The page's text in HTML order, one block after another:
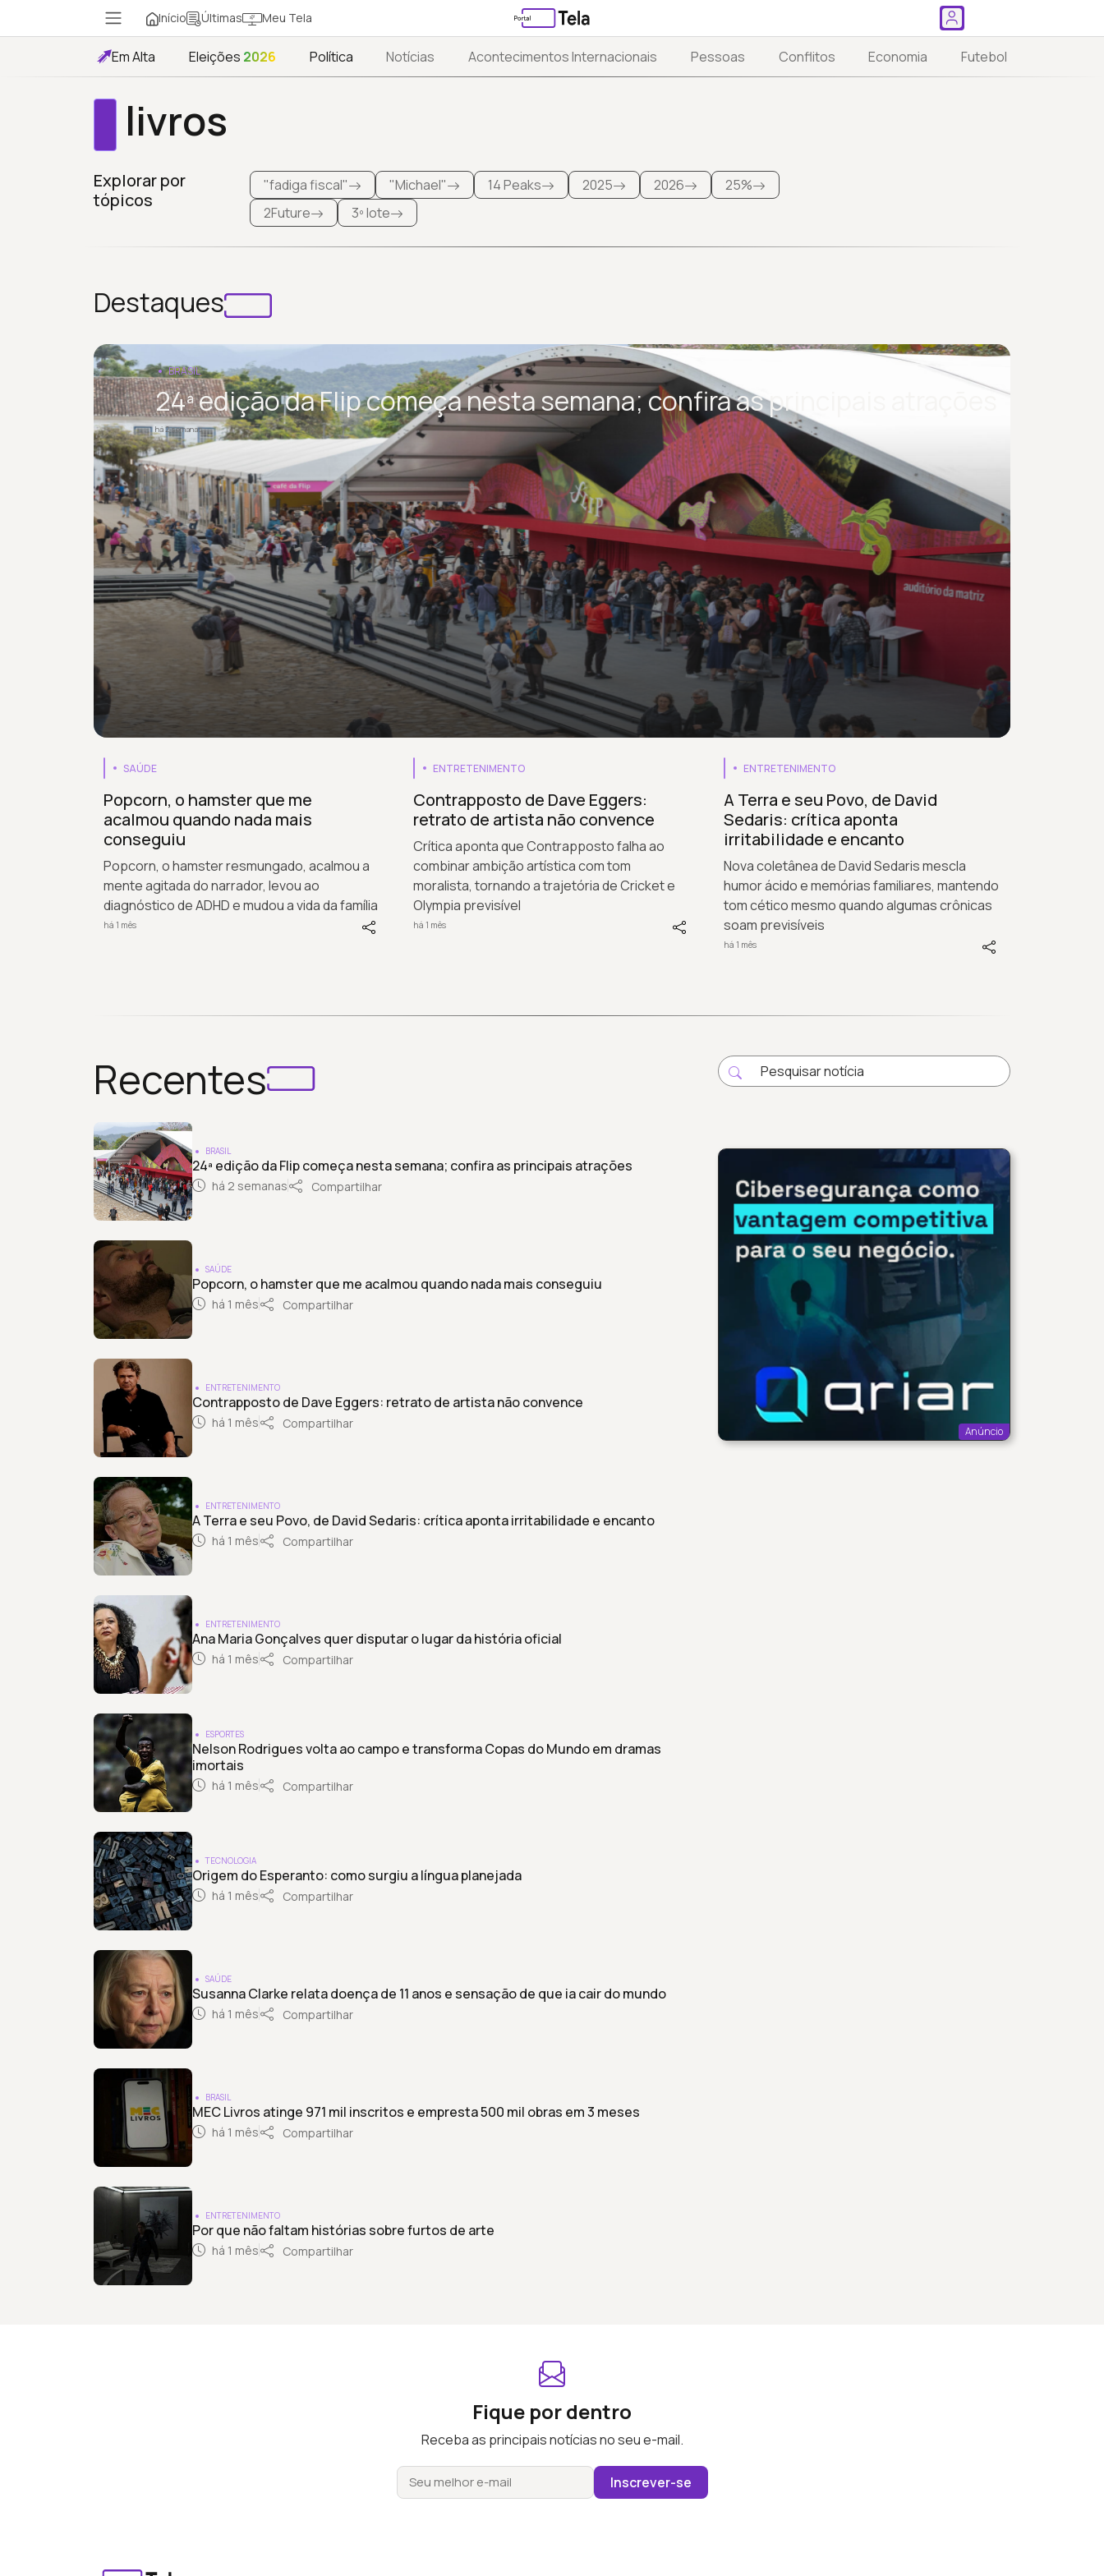
Início Últimas Meu Tela
Em Alta Eleições 2026 Política Notícias Acontecimentos Internacionais Pessoas Conflitos Economia Futebol
livros
Explorar por
tópicos
"fadiga fiscal" "Michael" 14 Peaks 2025 2026
25%
2Future
3º lote
Destaques
BRASIL
24ª edição da Flip começa nesta semana; confira as principais atrações
há 2 semanas
SAÚDE
Popcorn, o hamster que me
acalmou quando nada mais
conseguiu
Popcorn, o hamster resmungado, acalmou a
mente agitada do narrador, levou ao
diagnóstico de ADHD e mudou a vida da família
há 1 mês
ENTRETENIMENTO
Contrapposto de Dave Eggers:
retrato de artista não convence
Crítica aponta que Contrapposto falha ao
combinar ambição artística com tom
moralista, tornando a trajetória de Cricket e
Olympia previsível
há 1 mês
ENTRETENIMENTO
A Terra e seu Povo, de David
Sedaris: crítica aponta
irritabilidade e encanto
Nova coletânea de David Sedaris mescla
humor ácido e memórias familiares, mantendo
tom cético mesmo quando algumas crônicas
soam previsíveis
há 1 mês
Recentes
Anúncio
BRASIL
24ª edição da Flip começa nesta semana; confira as principais atrações
há 2 semanas Compartilhar
SAÚDE
Popcorn, o hamster que me acalmou quando nada mais conseguiu
há 1 mês Compartilhar
ENTRETENIMENTO
Contrapposto de Dave Eggers: retrato de artista não convence
há 1 mês Compartilhar
ENTRETENIMENTO
A Terra e seu Povo, de David Sedaris: crítica aponta irritabilidade e encanto
há 1 mês Compartilhar
ENTRETENIMENTO
Ana Maria Gonçalves quer disputar o lugar da história oficial
há 1 mês Compartilhar
ESPORTES
Nelson Rodrigues volta ao campo e transforma Copas do Mundo em dramas
imortais
há 1 mês Compartilhar
TECNOLOGIA
Origem do Esperanto: como surgiu a língua planejada
há 1 mês Compartilhar
SAÚDE
Susanna Clarke relata doença de 11 anos e sensação de que ia cair do mundo
há 1 mês Compartilhar
BRASIL
MEC Livros atinge 971 mil inscritos e empresta 500 mil obras em 3 meses
há 1 mês Compartilhar
ENTRETENIMENTO
Por que não faltam histórias sobre furtos de arte
há 1 mês Compartilhar
Fique por dentro
Receba as principais notícias no seu e-mail.
Inscrever-se